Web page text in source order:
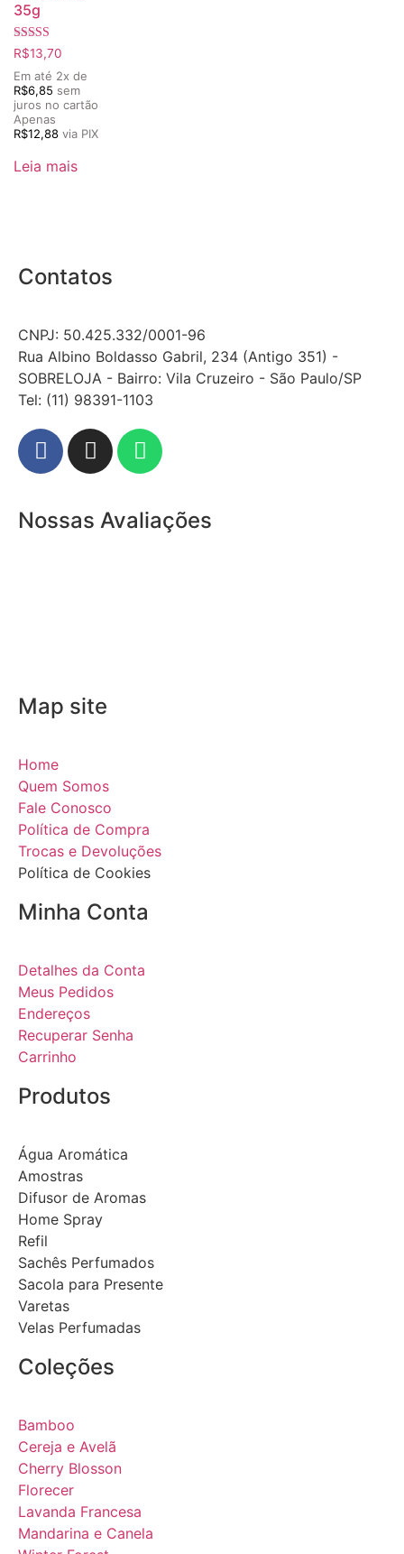
35g
Avaliação
5.00
de 5
R$13,70
Em até 2x de
R$6,85 sem
juros no cartão
Apenas
R$12,88 via PIX
Leia mais
Contatos
CNPJ: 50.425.332/0001-96
Rua Albino Boldasso Gabril, 234 (Antigo 351) -
SOBRELOJA - Bairro: Vila Cruzeiro - São Paulo/SP
​​​​​​​​​​​​​​​​​​​​Tel: (11) 98391-1103
Nossas Avaliações
Map site
Home
Quem Somos
Fale Conosco
Política de Compra
Trocas e Devoluções
Política de Cookies
Minha Conta
Detalhes da Conta
Meus Pedidos
Endereços
Recuperar Senha
Carrinho
Produtos
Água Aromática
Amostras
Difusor de Aromas
Home Spray
Refil
Sachês Perfumados
Sacola para Presente
Varetas
Velas Perfumadas
Coleções
Bamboo
Cereja e Avelã
Cherry Blosson
Florecer
Lavanda Francesa
Mandarina e Canela